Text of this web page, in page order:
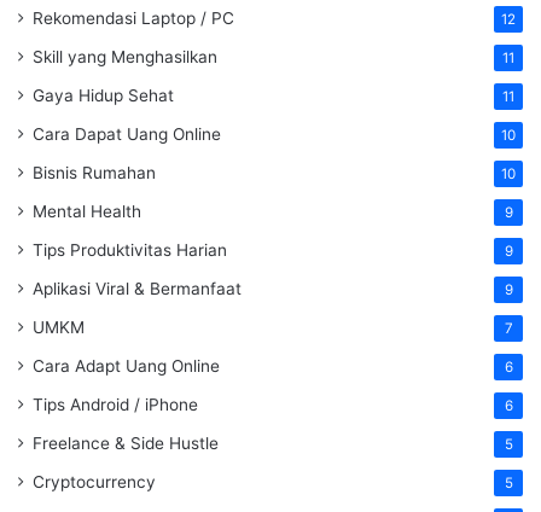
Rekomendasi Laptop / PC 12
Skill yang Menghasilkan 11
Gaya Hidup Sehat 11
Cara Dapat Uang Online 10
Bisnis Rumahan 10
Mental Health 9
Tips Produktivitas Harian 9
Aplikasi Viral & Bermanfaat 9
UMKM 7
Cara Adapt Uang Online 6
Tips Android / iPhone 6
Freelance & Side Hustle 5
Cryptocurrency 5